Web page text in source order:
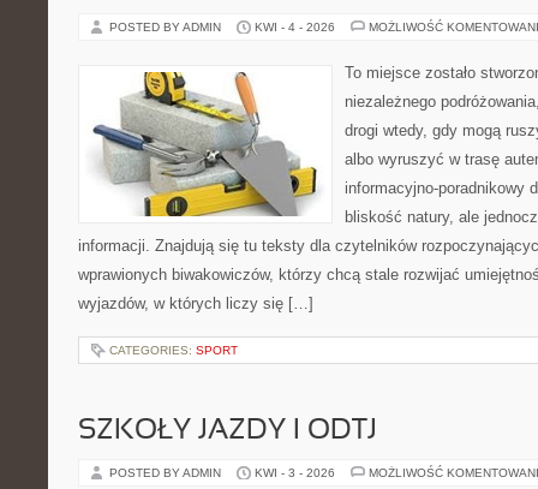
POSTED BY ADMIN KWI - 4 - 2026 MOŻLIWOŚĆ
To miejsce zostało
niezależnego
drogi wtedy, gdy mogą
albo wyruszyć w trasę
informacyjno-poradnikowy
bliskość natury, ale
informacji. Znajdują się tu teksty dla czytelników
wprawionych biwakowiczów, którzy chcą stale rozwijać
wyjazdów, w których liczy się […]
CATEGORIES: SPORT
SZKOŁY JAZDY I ODTJ
POSTED BY ADMIN KWI - 3 - 2026 MOŻLIWOŚĆ